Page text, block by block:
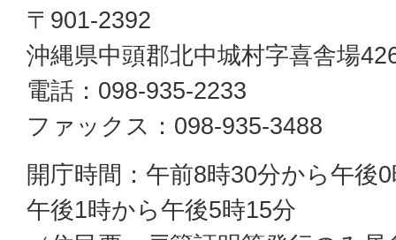
〒901-2392
沖縄県中頭郡北中城村字喜舎場
電話：098-935-2233
ファックス：098-935-3488
開庁時間：午前8時30分から午後
午後1時から午後5時15分